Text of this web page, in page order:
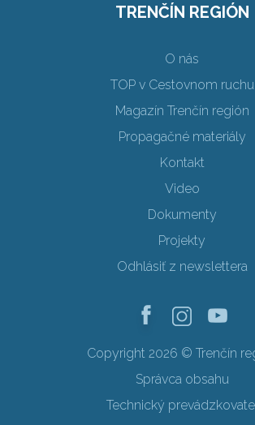
TRENČÍN REGIÓN
O nás
TOP v Cestovnom ruchu
Magazín Trenčín región
Propagačné materiály
Kontakt
Video
Dokumenty
Projekty
Odhlásiť z newslettera
Copyright 2026 © Trenčín
Správca obsahu
Technický